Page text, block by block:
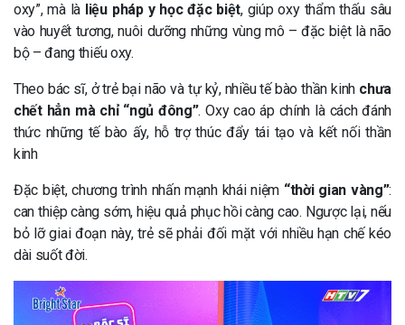
oxy”, mà là liệu pháp y học đặc biệt, giúp oxy thẩm thấu sâu
vào huyết tương, nuôi dưỡng những vùng mô – đặc biệt là não
bộ – đang thiếu oxy.
Theo bác sĩ, ở trẻ bại não và tự kỷ, nhiều tế bào thần kinh chưa
chết hẳn mà chỉ “ngủ đông”. Oxy cao áp chính là cách đánh
thức những tế bào ấy, hỗ trợ thúc đẩy tái tạo và kết nối thần
kinh
Đặc biệt, chương trình nhấn mạnh khái niệm “thời gian vàng”:
can thiệp càng sớm, hiệu quả phục hồi càng cao. Ngược lại, nếu
bỏ lỡ giai đoạn này, trẻ sẽ phải đối mặt với nhiều hạn chế kéo
dài suốt đời.